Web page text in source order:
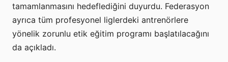
tamamlanmasını hedeflediğini duyurdu. Federasyon
ayrıca tüm profesyonel liglerdeki antrenörlere
yönelik zorunlu etik eğitim programı başlatılacağını
da açıkladı.